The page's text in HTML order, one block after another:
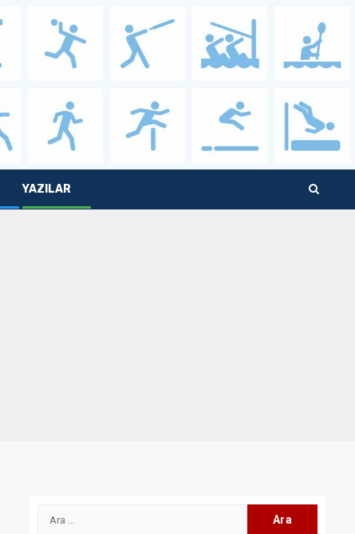
YAZILAR
Arama: